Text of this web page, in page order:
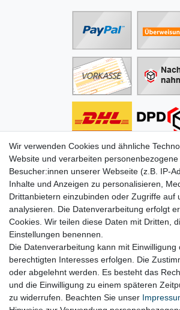
Informationen
Zahlung
Versand & Lieferung
Batterien & Pfand
Altölverordnung
Infos zum Elektrogesetz
ODR-Verordnung
FAQs
Hilfe
Kontakt
Mein Konto
Wir verwenden Cookies und ähnliche
Website und verarbeiten personenbezogene
Besucher:innen unserer Webseite (z.B. IP-
Inhalte und Anzeigen zu personalisieren,
Drittanbietern einzubinden oder Zugriffe auf
analysieren. Die Datenverarbeitung erfolgt
Cookies. Wir teilen diese Daten mit Dritten,
Einstellungen benennen.
Die Datenverarbeitung kann mit
berechtigten Interesses erfolgen. Die
oder abgelehnt werden. Es besteht das
und die Einwilligung zu einem späteren
zu widerrufen. Beachten Sie unser